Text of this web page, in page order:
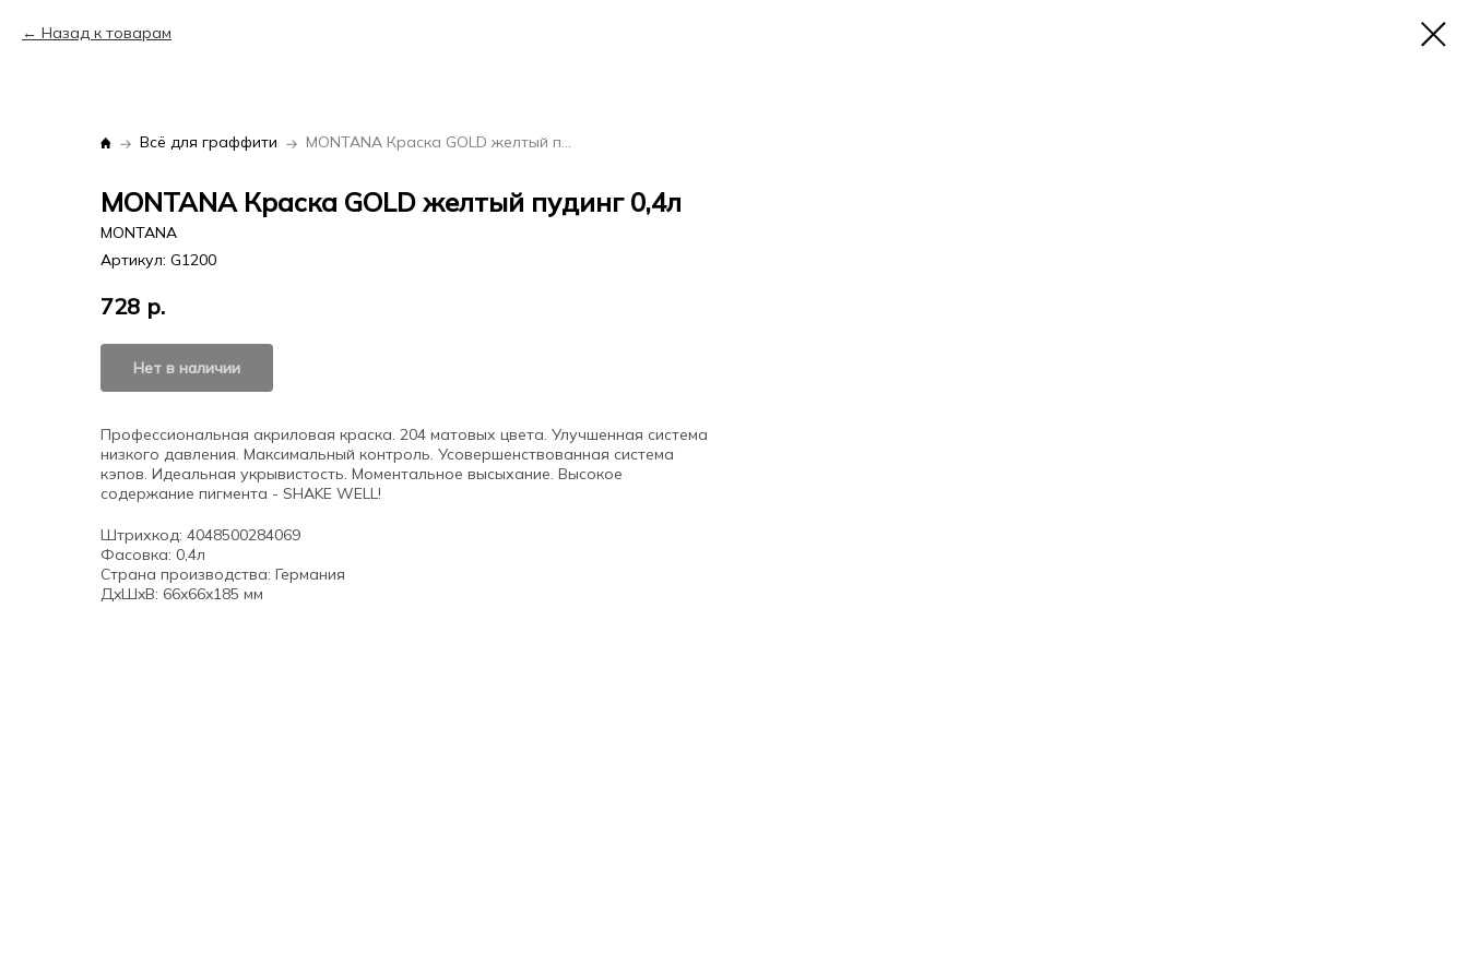
Назад к товарам
Всё для граффити MONTANA Краска GOLD желтый пудинг 0,4л
MONTANA Краска GOLD желтый пудинг 0,4л
MONTANA
Артикул: G1200
728 р.
Нет в наличии
Профессиональная акриловая краска. 204 матовых цвета. Улучшенная система
низкого давления. Максимальный контроль. Усовершенствованная система
кэпов. Идеальная укрывистость. Моментальное высыхание. Высокое
содержание пигмента - SHAKE WELL!
Штрихкод: 4048500284069
Фасовка: 0,4л
Страна производства: Германия
ДxШxВ: 66x66x185 мм